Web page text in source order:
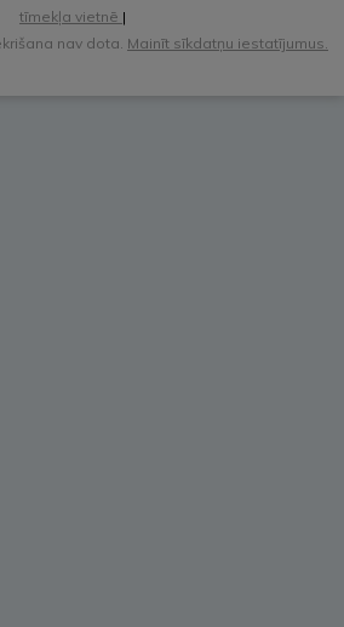
tīmekļa vietnē |
nav dota. Mainīt sīkdatņu iestatījumus.